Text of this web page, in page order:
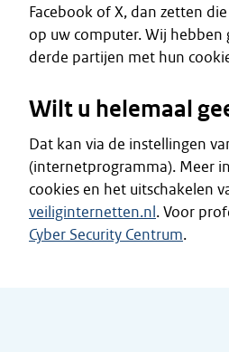
Facebook of X, dan zetten
op uw computer. Wij
derde partijen met hun
Wilt u helemaal
Dat kan via de instellingen
(internetprogramma). Meer
cookies en het uitschakelen
veiliginternetten.nl . Voor
Cyber Security Centrum.